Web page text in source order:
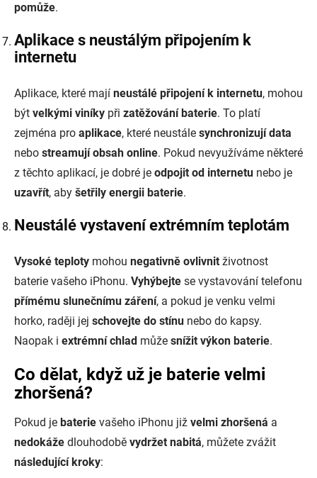
pomůže.
Aplikace s neustálým připojením k
internetu
Aplikace, které mají neustálé připojení k internetu, mohou
být velkými viníky při zatěžování baterie. To platí
zejména pro aplikace, které neustále synchronizují data
nebo streamují obsah online. Pokud nevyužíváme některé
z těchto aplikací, je dobré je odpojit od internetu nebo je
uzavřít, aby šetřily energii baterie.
Neustálé vystavení extrémním teplotám
Vysoké teploty mohou negativně ovlivnit životnost
baterie vašeho iPhonu. Vyhýbejte se vystavování telefonu
přímému slunečnímu záření, a pokud je venku velmi
horko, raději jej schovejte do stínu nebo do kapsy.
Naopak i extrémní chlad může snížit výkon baterie.
Co dělat, když už je baterie velmi
zhoršená?
Pokud je baterie vašeho iPhonu již velmi zhoršená a
nedokáže dlouhodobě vydržet nabitá, můžete zvážit
následující kroky: